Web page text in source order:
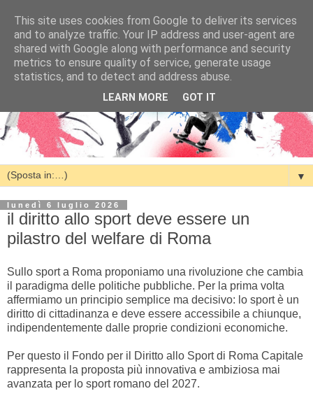
▼
lunedì 6 luglio 2026
il diritto allo sport deve essere un
pilastro del welfare di Roma
Sullo sport a Roma proponiamo una rivoluzione che cambia
il paradigma delle politiche pubbliche. Per la prima volta
affermiamo un principio semplice ma decisivo: lo sport è un
diritto di cittadinanza e deve essere accessibile a chiunque,
indipendentemente dalle proprie condizioni economiche.
Per questo il Fondo per il Diritto allo Sport di Roma Capitale
rappresenta la proposta più innovativa e ambiziosa mai
avanzata per lo sport romano del 2027.
This site uses cookies from Google to deliver its services
and to analyze traffic. Your IP address and user-agent are
shared with Google along with performance and security
metrics to ensure quality of service, generate usage
statistics, and to detect and address abuse.
LEARN MORE GOT IT